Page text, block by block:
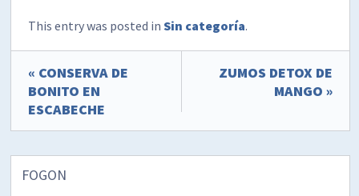
This entry was posted inSin categoría.
« CONSERVA DE
BONITO EN
ESCABECHE
ZUMOS DETOX DE
MANGO »
FOGON